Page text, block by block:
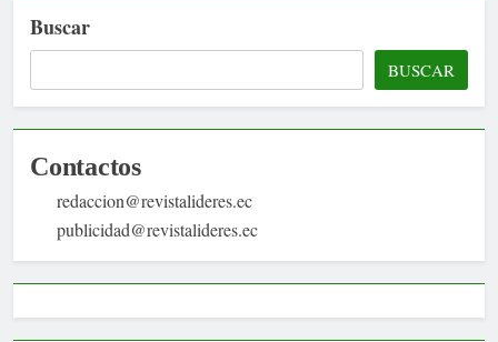
Buscar
BUSCAR
Contactos
redaccion@revistalideres.ec
publicidad@revistalideres.ec